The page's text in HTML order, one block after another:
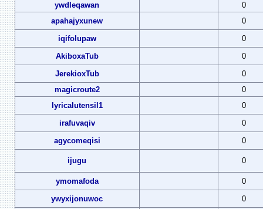
ywdleqawan
0
apahajyxunew
0
iqifolupaw
0
AkiboxaTub
0
JerekioxTub
0
magicroute2
0
lyricalutensil1
0
irafuvaqiv
0
agycomeqisi
0
ijugu 0
ymomafoda
0
ywyxijonuwoc
0